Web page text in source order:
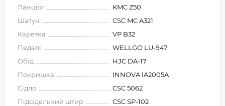
Ланцюг
KMC Z50
Шатун
CSC MC A321
Каретка
VP B32
Педалі
WELLGO LU-947
Обід
HJC DA-17
Покришка
INNOVA IA2005A
Сідло
CSC 5062
Підсідельний штир
CSC SP-102